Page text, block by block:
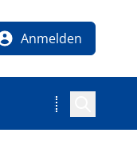
Anmelden